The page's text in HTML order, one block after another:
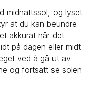
midnattssol, og lyset
at du kan beundre
akkurat når det
på dagen eller midt
ved å gå ut av
og fortsatt se solen